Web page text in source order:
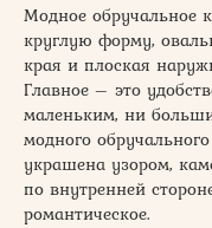
Модное обручальное
круглую форму,
края и плоская
Главное – это
маленьким, ни
модного
украшена узором,
по внутренней
романтическое.